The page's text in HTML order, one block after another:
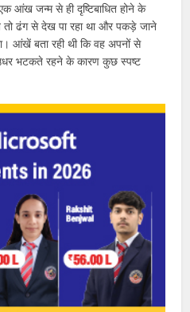
एक आंख जन्म से ही दृष्टिबाधित होने के
तो ढंग से देख पा रहा था और पकड़े जाने
आंखें बता रही थी कि वह अपनों से
भटकते रहने के कारण कुछ स्पष्ट